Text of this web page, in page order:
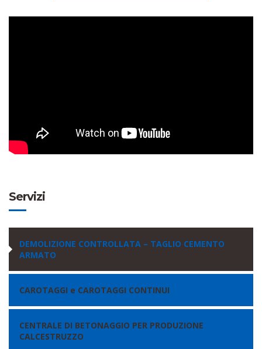
Servizi
DEMOLIZIONE CONTROLLATA – TAGLIO CEMENTO
ARMATO
CAROTAGGI e CAROTAGGI CONTINUI
CENTRALE DI BETONAGGIO PER PRODUZIONE
CALCESTRUZZO